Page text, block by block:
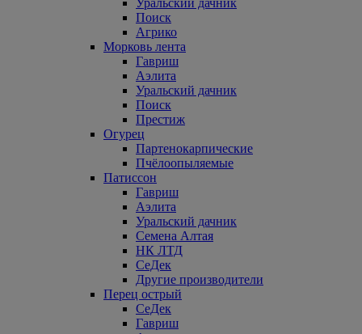
Уральский дачник
Поиск
Агрико
Морковь лента
Гавриш
Аэлита
Уральский дачник
Поиск
Престиж
Огурец
Партенокарпические
Пчёлоопыляемые
Патиссон
Гавриш
Аэлита
Уральский дачник
Семена Алтая
НК ЛТД
СеДек
Другие производители
Перец острый
СеДек
Гавриш